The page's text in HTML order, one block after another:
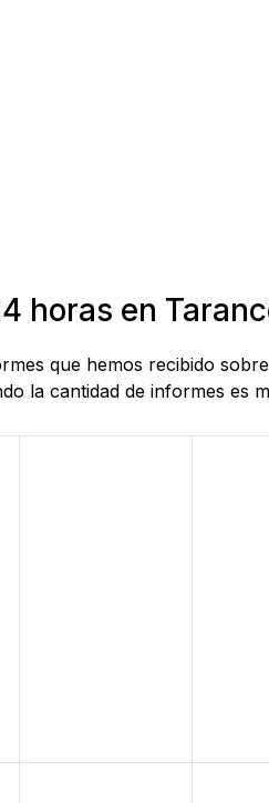
horas en
que hemos recibido
la cantidad de informes es